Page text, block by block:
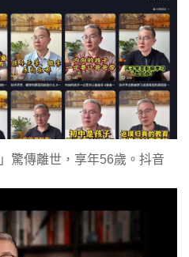
驚傳離世，享年56歲。抖音